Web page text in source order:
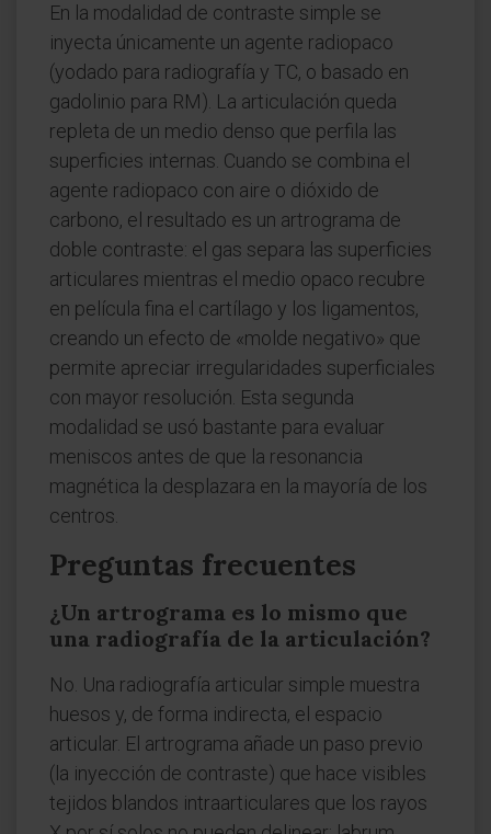
En la modalidad de contraste simple se
inyecta únicamente un agente radiopaco
(yodado para radiografía y TC, o basado en
gadolinio para RM). La articulación queda
repleta de un medio denso que perfila las
superficies internas. Cuando se combina el
agente radiopaco con aire o dióxido de
carbono, el resultado es un artrograma de
doble contraste: el gas separa las superficies
articulares mientras el medio opaco recubre
en película fina el cartílago y los ligamentos,
creando un efecto de «molde negativo» que
permite apreciar irregularidades superficiales
con mayor resolución. Esta segunda
modalidad se usó bastante para evaluar
meniscos antes de que la resonancia
magnética la desplazara en la mayoría de los
centros.
Preguntas frecuentes
¿Un artrograma es lo mismo que
una radiografía de la articulación?
No. Una radiografía articular simple muestra
huesos y, de forma indirecta, el espacio
articular. El artrograma añade un paso previo
(la inyección de contraste) que hace visibles
tejidos blandos intraarticulares que los rayos